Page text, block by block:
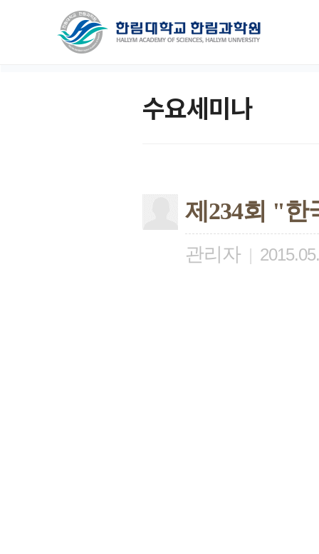
수요세미나
제234회 "한
관리자 |